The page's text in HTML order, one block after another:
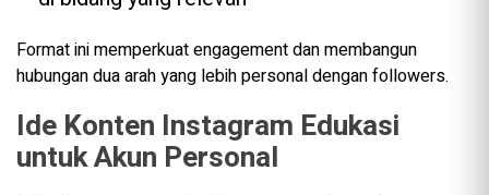
Format ini memperkuat engagement dan membangun
hubungan dua arah yang lebih personal dengan followers.
Ide Konten Instagram Edukasi
untuk Akun Personal